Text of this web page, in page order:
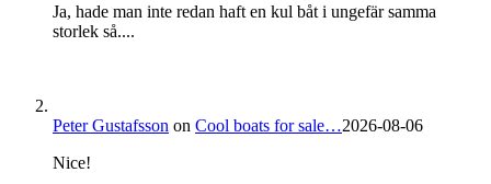
Ja, hade man inte redan haft en kul båt i ungefär samma
storlek så....
Peter Gustafsson on Cool boats for sale…2026-08-06
Nice!